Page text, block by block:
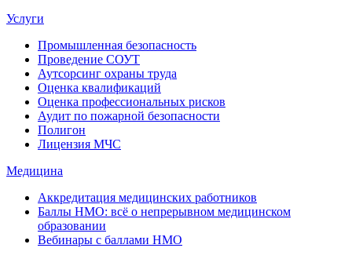
Услуги
Промышленная безопасность
Проведение СОУТ
Аутсорсинг охраны труда
Оценка квалификаций
Оценка профессиональных рисков
Аудит по пожарной безопасности
Полигон
Лицензия МЧС
Медицина
Аккредитация медицинских работников
Баллы НМО: всё о непрерывном медицинском
образовании
Вебинары с баллами НМО